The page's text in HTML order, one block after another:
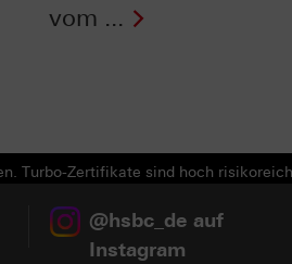
vom ...
Turbo-Zertifikate sind hoch
@hsbc_de auf
Instagram